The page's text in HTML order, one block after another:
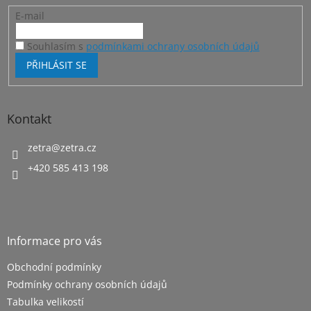
E-mail
Souhlasím s podmínkami ochrany osobních údajů
PŘIHLÁSIT SE
Kontakt
zetra@zetra.cz
+420 585 413 198
Informace pro vás
Obchodní podmínky
Podmínky ochrany osobních údajů
Tabulka velikostí